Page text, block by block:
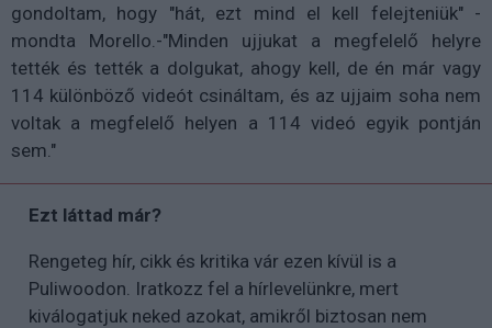
gondoltam, hogy "hát, ezt mind el kell felejteniük" -
mondta Morello.-"Minden ujjukat a megfelelő helyre
tették és tették a dolgukat, ahogy kell, de én már vagy
114 különböző videót csináltam, és az ujjaim soha nem
voltak a megfelelő helyen a 114 videó egyik pontján
sem."
Ezt láttad már?
Rengeteg hír, cikk és kritika vár ezen kívül is a
Puliwoodon. Iratkozz fel a hírlevelünkre, mert
kiválogatjuk neked azokat, amikről biztosan nem